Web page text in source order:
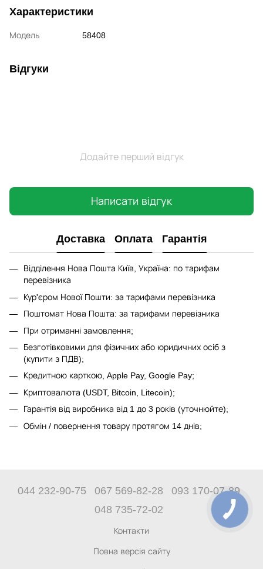
Характеристики
Модель 58408
Відгуки
Додайте перший відгук
Написати відгук
Доставка Оплата Гарантія
Відділення Нова Пошта Київ, Україна: по тарифам
перевізника
Кур'єром Нової Пошти: за тарифами перевізника
Поштомат Нова Пошта: за тарифами перевізника
При отриманні замовлення;
Безготівковими для фізичних або юридичних осіб з
(купити з ПДВ);
Кредитною карткою, Apple Pay, Google Pay;
Криптовалюта (USDT, Bitcoin, Litecoin);
Гарантія від виробника від 1 до 3 років (уточнюйте);
Обмін / повернення товару протягом 14 днів;
044 232-90-75 067 569-82-28
093 170-07-89
048 735-72-02
Контакти
Повна версія сайту